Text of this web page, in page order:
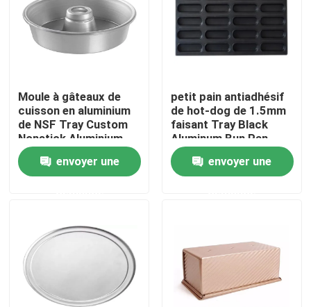
Produits
Four à sole de boulangerie
Four à chariot de boulangerie
Retardateur Proofer de la pâte
Mélangeur en spirale de la pâte
Moule à gâteaux de
cuisson en aluminium
de NSF Tray Custom
Nonstick Aluminium
Ring de service
d'alimentation
envoyer une
petit pain antiadhésif
de hot-dog de 1.5mm
faisant Tray Black
Aluminum Bun Pan
cuire au four
envoyer une